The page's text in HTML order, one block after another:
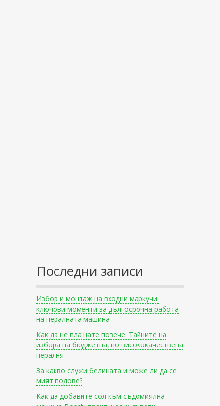
Последни записи
Избор и монтаж на входни маркучи:
ключови моменти за дългосрочна работа
на пералната машина
Как да не плащате повече: Тайните на
избора на бюджетна, но висококачествена
пералня
За какво служи белината и може ли да се
мият подове?
Как да добавите сол към съдомиялна